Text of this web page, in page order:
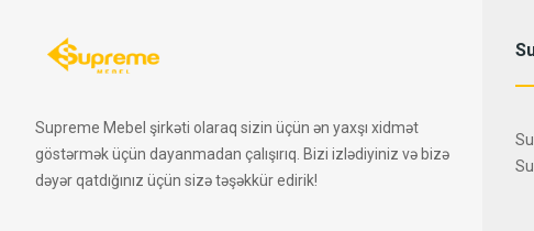
Supreme Mebel şirkəti olaraq sizin üçün ən yaxşı xidmət
göstərmək üçün dayanmadan çalışırıq. Bizi izlədiyiniz və bizə
dəyər qatdığınız üçün sizə təşəkkür edirik!